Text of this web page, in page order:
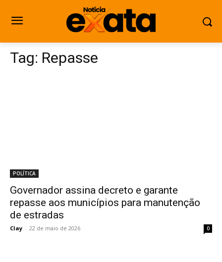
Tag: Repasse
POLÍTICA
Governador assina decreto e garante
repasse aos municípios para manutenção
de estradas
Clay - 22 de maio de 2026 0